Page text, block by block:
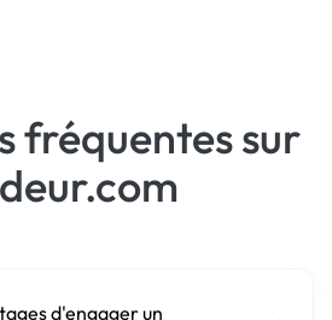
fréquentes sur
d'engager un